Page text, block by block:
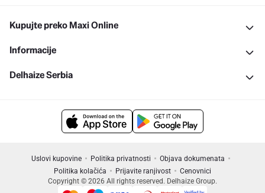
Kupujte preko Maxi Online
Informacije
Delhaize Serbia
Uslovi kupovine Politika privatnosti
Objava dokumenata
Politika kolačića
Prijavite ranjivost
Cenovnici
Copyright © 2026 All rights reserved. Delhaize Group.